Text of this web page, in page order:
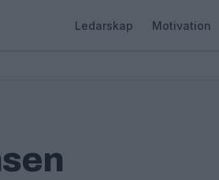
Ledarskap Motivation